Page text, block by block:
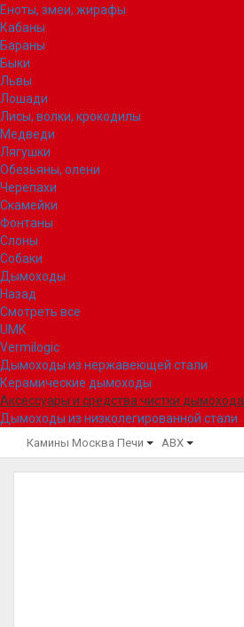
Еноты, змеи, жирафы
Кабаны
Бараны
Быки
Львы
Лошади
Лисы, волки, крокодилы
Медведи
Лягушки
Обезьяны, олени
Черепахи
Скамейки
Фонтаны
Слоны
Собаки
Дымоходы
Назад
Смотреть все
UMK
Vermilogic
Дымоходы из нержавеющей стали
Керамические дымоходы
Аксессуары и средства чистки дымохода
Дымоходы из низколегированной стали
Камины Москва Печи ABX